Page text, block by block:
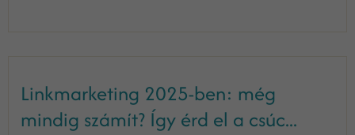
Linkmarketing 2025-ben: még
mindig számít? Így érd el a csúc...